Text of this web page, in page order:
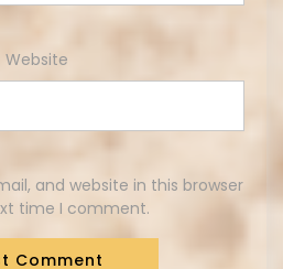
Website
and website in this browser
time I comment.